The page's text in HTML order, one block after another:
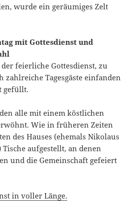
wurde ein geräumiges Zelt
mit Gottesdienst und
feierliche Gottesdienst, zu
zahlreiche Tagesgäste einfanden
gefüllt.
alle mit einem köstlichen
Wie in früheren Zeiten
des Hauses (ehemals Nikolaus
aufgestellt, an denen
und die Gemeinschaft gefeiert
in voller Länge.